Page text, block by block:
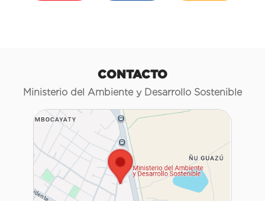
CONTACTO
Ministerio del Ambiente y Desarrollo Sostenible